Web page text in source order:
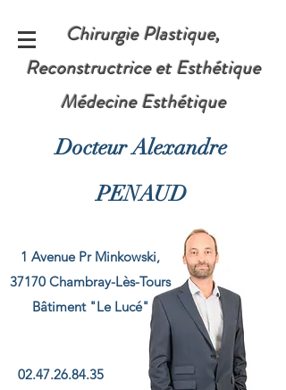
Chirurgie Plastique,
Reconstructrice et Esthétique
Médecine Esthétique
Docteur Alexandre
PENAUD
1 Avenue Pr Minkowski,
37170 Chambray-Lès-Tours
​Bâtiment "Le Lucé"
02.47.26.84.35